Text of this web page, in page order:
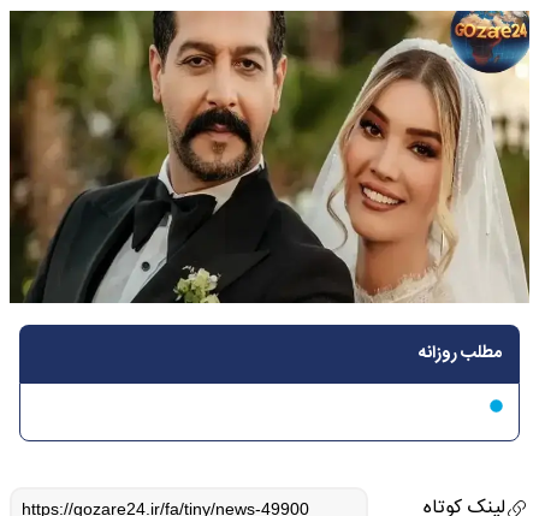
مطلب روزانه
لینک کوتاه